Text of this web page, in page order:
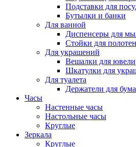
Подставки для
Бутылки и банки
Для ванной
Диспенсеры для
Стойки для
Для украшений
Вешалки для
Шкатулки для
Для туалета
Держатели для
Часы
Настенные часы
Настольные часы
Круглые
Зеркала
Круглые